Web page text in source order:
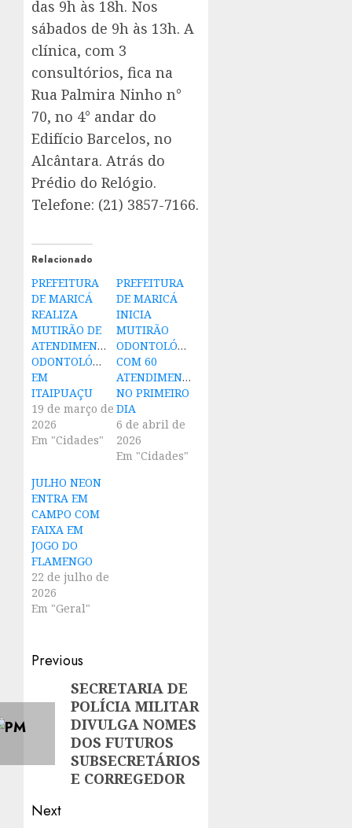
das 9h às 18h. Nos
sábados de 9h às 13h. A
clínica, com 3
consultórios, fica na
Rua Palmira Ninho n°
70, no 4° andar do
Edifício Barcelos, no
Alcântara. Atrás do
Prédio do Relógio.
Telefone: (21) 3857-7166.
Relacionado
PREFEITURA
DE MARICÁ
REALIZA
MUTIRÃO DE
ATENDIMENTOS
ODONTOLÓGICOS
EM
ITAIPUAÇU
19 de março de
2026
Em "Cidades"
PREFEITURA
DE MARICÁ
INICIA
MUTIRÃO
ODONTOLÓGICO
COM 60
ATENDIMENTOS
NO PRIMEIRO
DIA
6 de abril de
2026
Em "Cidades"
JULHO NEON
ENTRA EM
CAMPO COM
FAIXA EM
JOGO DO
FLAMENGO
22 de julho de
2026
Em "Geral"
Post
navigation
Previous
PreviousSECRETARIA DE
POLÍCIA MILITAR
DIVULGA NOMES
DOS FUTUROS
SUBSECRETÁRIOS
E CORREGEDOR
Next